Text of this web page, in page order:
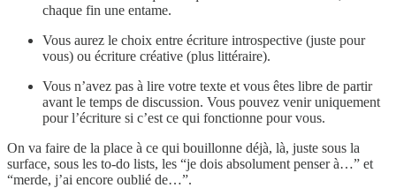
chaque fin une entame.
Vous aurez le choix entre écriture introspective (juste pour
vous) ou écriture créative (plus littéraire).
Vous n’avez pas à lire votre texte et vous êtes libre de partir
avant le temps de discussion. Vous pouvez venir uniquement
pour l’écriture si c’est ce qui fonctionne pour vous.
On va faire de la place à ce qui bouillonne déjà, là, juste sous la
surface, sous les to-do lists, les “je dois absolument penser à…” et
“merde, j’ai encore oublié de…”.